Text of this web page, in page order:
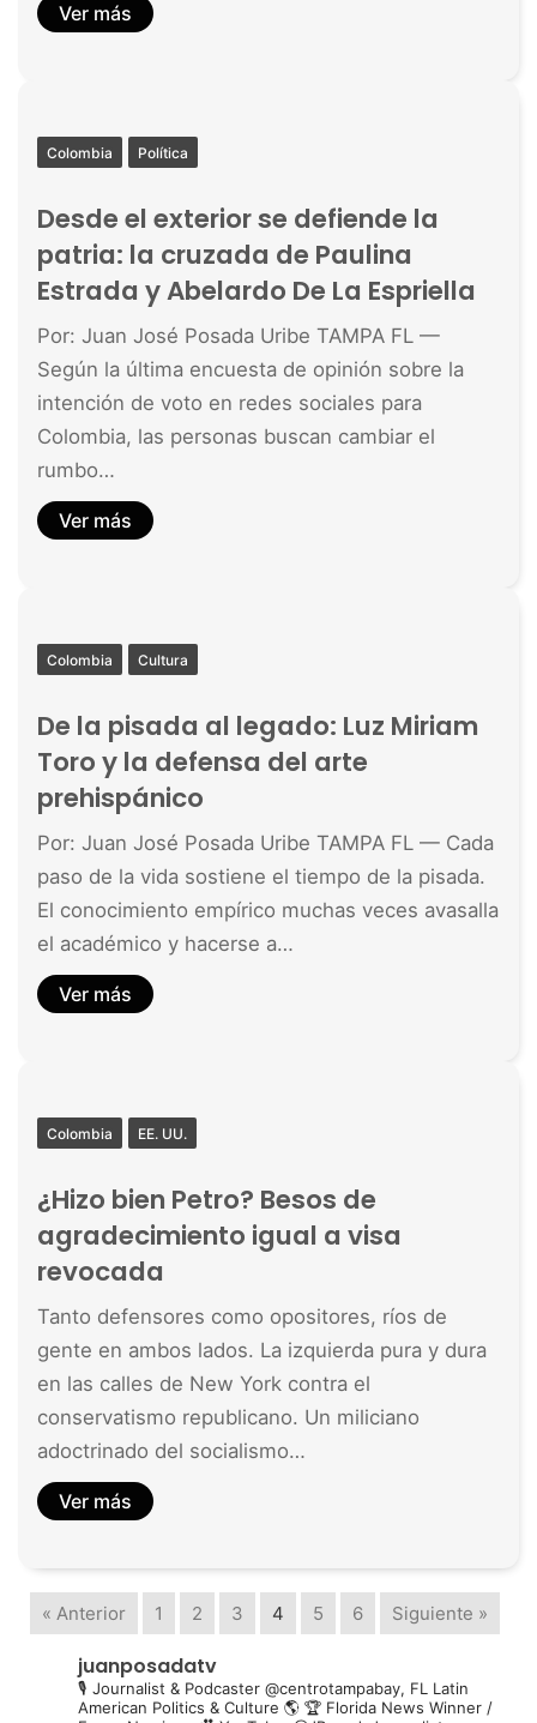
Ver más
Colombia Política
Desde el exterior se defiende la
patria: la cruzada de Paulina
Estrada y Abelardo De La Espriella
Por: Juan José Posada Uribe TAMPA FL —
Según la última encuesta de opinión sobre la
intención de voto en redes sociales para
Colombia, las personas buscan cambiar el
rumbo…
Ver más
Colombia Cultura
De la pisada al legado: Luz Miriam
Toro y la defensa del arte
prehispánico
Por: Juan José Posada Uribe TAMPA FL — Cada
paso de la vida sostiene el tiempo de la pisada.
El conocimiento empírico muchas veces avasalla
el académico y hacerse a…
Ver más
Colombia EE. UU.
¿Hizo bien Petro? Besos de
agradecimiento igual a visa
revocada
Tanto defensores como opositores, ríos de
gente en ambos lados. La izquierda pura y dura
en las calles de New York contra el
conservatismo republicano. Un miliciano
adoctrinado del socialismo…
Ver más
« Anterior 1 2 3 4 5 6 Siguiente »
juanposadatv
🎙️ Journalist & Podcaster @centrotampabay, FL Latin
American Politics & Culture 🌎 🏆 Florida News Winner /